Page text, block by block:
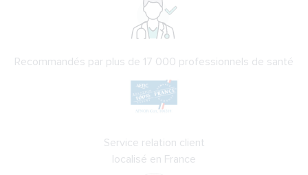
Recommandés par plus de 17 000 professionnels de santé
Service relation client
localisé en France